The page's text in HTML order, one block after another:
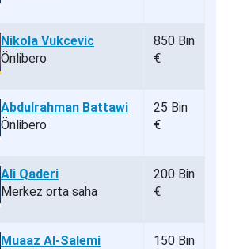
Nikola Vukcevic
Önlibero
850 Bin
€
Abdulrahman Battawi
Önlibero
25 Bin
€
Ali Qaderi
Merkez orta saha
200 Bin
€
Muaaz Al-Salemi
150 Bin